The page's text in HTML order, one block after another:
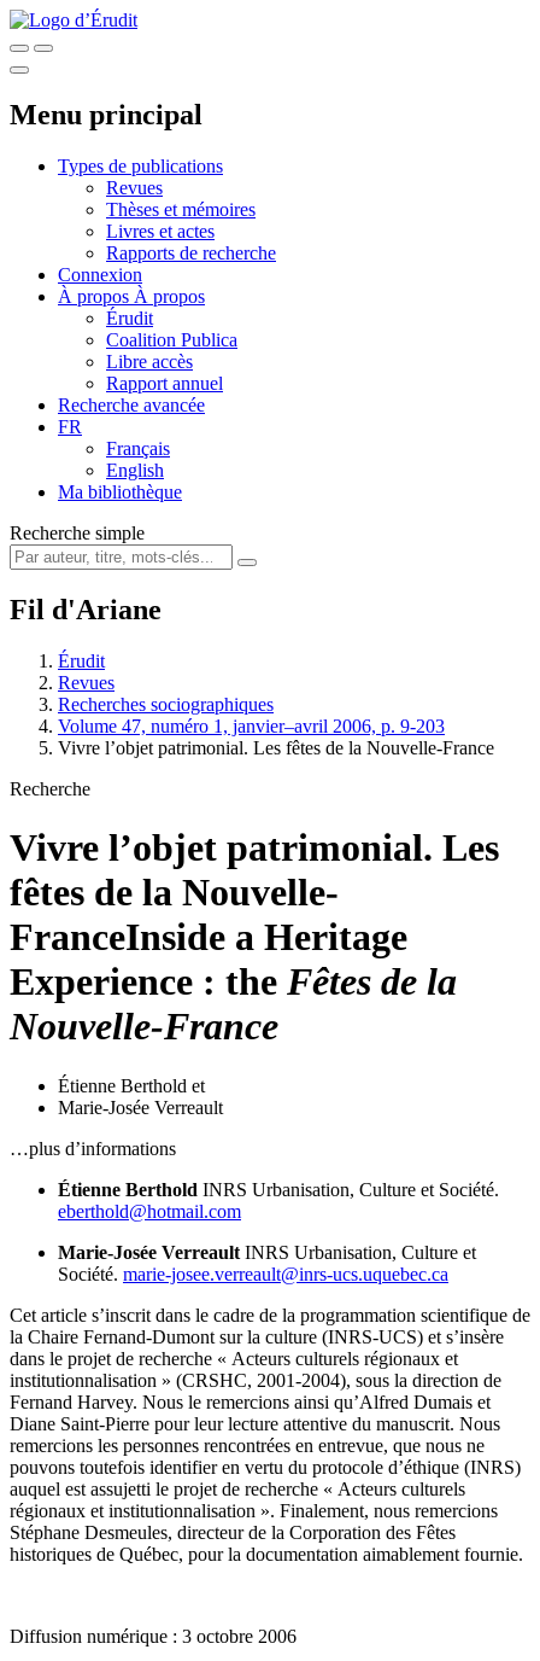
Menu principal
Types de publications
Revues
Thèses et mémoires
Livres et actes
Rapports de recherche
Connexion
À propos À propos
Érudit
Coalition Publica
Libre accès
Rapport annuel
Recherche avancée
FR
Français
English
Ma bibliothèque
Recherche simple
Fil d'Ariane
Érudit
Revues
Recherches sociographiques
Volume 47, numéro 1, janvier–avril 2006, p. 9-203
Vivre l’objet patrimonial. Les fêtes de la Nouvelle-France
Recherche
Vivre l’objet patrimonial. Les
fêtes de la Nouvelle-
FranceInside a Heritage
Experience : the Fêtes de la
Nouvelle-France
Étienne Berthold et
Marie-Josée Verreault
…plus d’informations
Étienne Berthold INRS Urbanisation, Culture et Société.
eberthold@hotmail.com
Marie-Josée Verreault INRS Urbanisation, Culture et
Société. marie-josee.verreault@inrs-ucs.uquebec.ca
Cet article s’inscrit dans le cadre de la programmation scientifique de
la Chaire Fernand-Dumont sur la culture (INRS-UCS) et s’insère
dans le projet de recherche « Acteurs culturels régionaux et
institutionnalisation » (CRSHC, 2001-2004), sous la direction de
Fernand Harvey. Nous le remercions ainsi qu’Alfred Dumais et
Diane Saint-Pierre pour leur lecture attentive du manuscrit. Nous
remercions les personnes rencontrées en entrevue, que nous ne
pouvons toutefois identifier en vertu du protocole d’éthique (INRS)
auquel est assujetti le projet de recherche « Acteurs culturels
régionaux et institutionnalisation ». Finalement, nous remercions
Stéphane Desmeules, directeur de la Corporation des Fêtes
historiques de Québec, pour la documentation aimablement fournie.
Diffusion numérique : 3 octobre 2006